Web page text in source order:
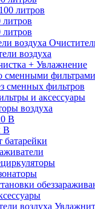
литров
литров
литров
воздуха
+ Увлажнение
сменными фильтрами
сменных фильтров
и аксессуары
воздуха
В
В
батарейки